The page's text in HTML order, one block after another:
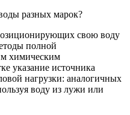
разных марок?
свою воду
полной
химическим
указание источника
нагрузки: аналогичных
воду из лужи или